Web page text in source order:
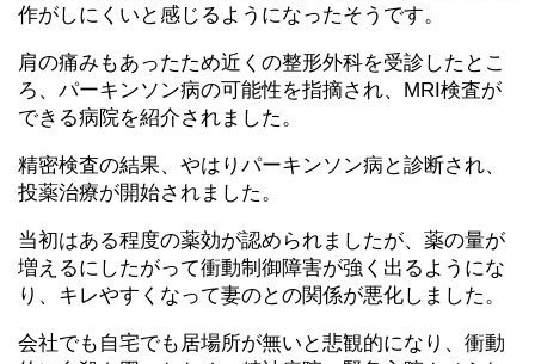
作がしにくいと感じるようになったそうです。
肩の痛みもあったため近くの整形外科を受診したとこ
ろ、パーキンソン病の可能性を指摘され、MRI検査が
できる病院を紹介されました。
精密検査の結果、やはりパーキンソン病と診断され、
投薬治療が開始されました。
当初はある程度の薬効が認められましたが、薬の量が
増えるにしたがって衝動制御障害が強く出るようにな
り、キレやすくなって妻のとの関係が悪化しました。
会社でも自宅でも居場所が無いと悲観的になり、衝動